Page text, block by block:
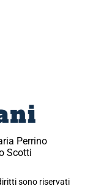
Perrino
Scotti
sono riservati